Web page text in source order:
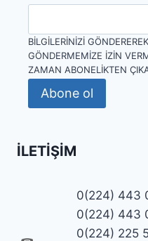
BILGILERINIZI
GÖNDERMEMIZE IZIN
ZAMAN ABONELIKTEN
Abone ol
İLETIŞIM
0(224) 443
0(224) 443
0(224) 225